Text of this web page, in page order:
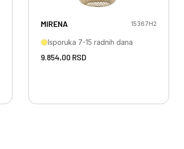
MIRENA 15367H2
Isporuka 7-15 radnih dana
9.854,00 RSD